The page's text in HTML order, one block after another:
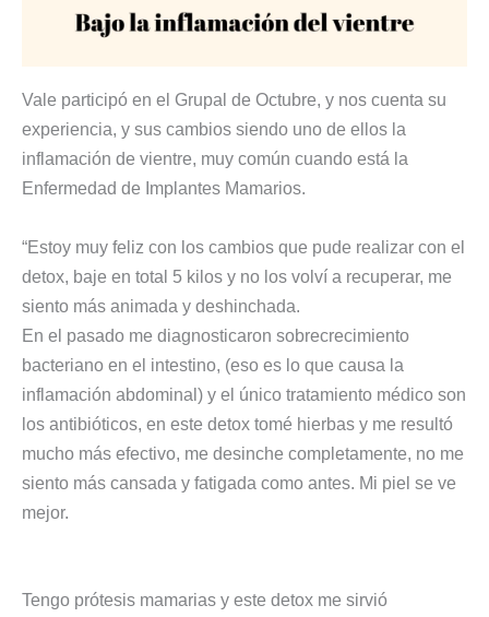
Vale participó en el Grupal de Octubre, y nos cuenta su
experiencia, y sus cambios siendo uno de ellos la
inflamación de vientre, muy común cuando está la
Enfermedad de Implantes Mamarios.
“Estoy muy feliz con los cambios que pude realizar con el
detox, baje en total 5 kilos y no los volví a recuperar, me
siento más animada y deshinchada.
En el pasado me diagnosticaron sobrecrecimiento
bacteriano en el intestino, (eso es lo que causa la
inflamación abdominal) y el único tratamiento médico son
los antibióticos, en este detox tomé hierbas y me resultó
mucho más efectivo, me desinche completamente, no me
siento más cansada y fatigada como antes. Mi piel se ve
mejor.
Tengo prótesis mamarias y este detox me sirvió